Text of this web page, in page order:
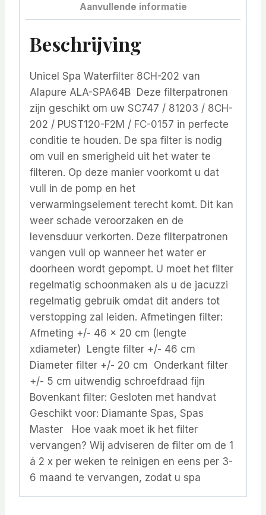
Aanvullende informatie
Beschrijving
Unicel Spa Waterfilter 8CH-202 van
Alapure ALA-SPA64B Deze filterpatronen
zijn geschikt om uw SC747 / 81203 / 8CH-
202 / PUST120-F2M / FC-0157 in perfecte
conditie te houden. De spa filter is nodig
om vuil en smerigheid uit het water te
filteren. Op deze manier voorkomt u dat
vuil in de pomp en het
verwarmingselement terecht komt. Dit kan
weer schade veroorzaken en de
levensduur verkorten. Deze filterpatronen
vangen vuil op wanneer het water er
doorheen wordt gepompt. U moet het filter
regelmatig schoonmaken als u de jacuzzi
regelmatig gebruik omdat dit anders tot
verstopping zal leiden. Afmetingen filter:
Afmeting +/- 46 x 20 cm (lengte
xdiameter) Lengte filter +/- 46 cm
Diameter filter +/- 20 cm Onderkant filter
+/- 5 cm uitwendig schroefdraad fijn
Bovenkant filter: Gesloten met handvat
Geschikt voor: Diamante Spas, Spas
Master Hoe vaak moet ik het filter
vervangen? Wij adviseren de filter om de 1
á 2 x per weken te reinigen en eens per 3-
6 maand te vervangen, zodat u spa